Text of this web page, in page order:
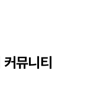
뮤니티